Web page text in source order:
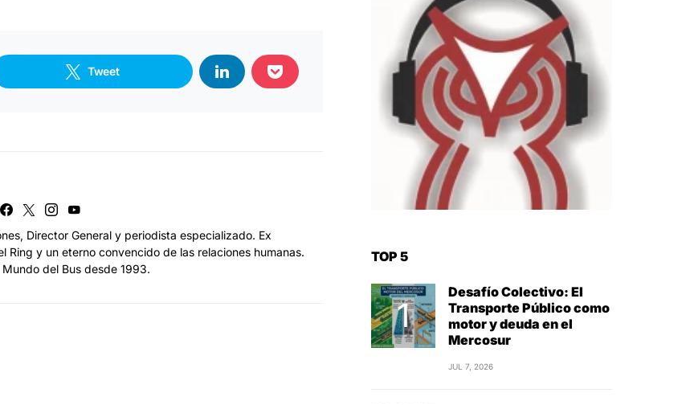
Tweet
Director General y periodista especializado. Ex
Ring y un eterno convencido de las relaciones humanas.
del Bus desde 1993.
TOP 5
Desafío Colectivo: El
Transporte Público como
motor y deuda en el
Mercosur
JUL 7, 2026